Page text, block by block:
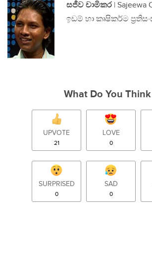
සජීව චාමිකර | Sajeewa
ඉඩම් හා කෘෂිකර්ම
What Do You Think
UPVOTE
21
LOVE
0
SURPRISED
0
SAD
0